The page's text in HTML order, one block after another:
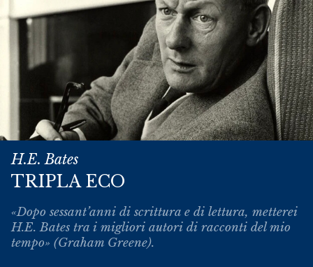
H.E. Bates
TRIPLA ECO
«Dopo sessant’anni di scrittura e di lettura, metterei
H.E. Bates tra i migliori autori di racconti del mio
tempo» (Graham Greene).